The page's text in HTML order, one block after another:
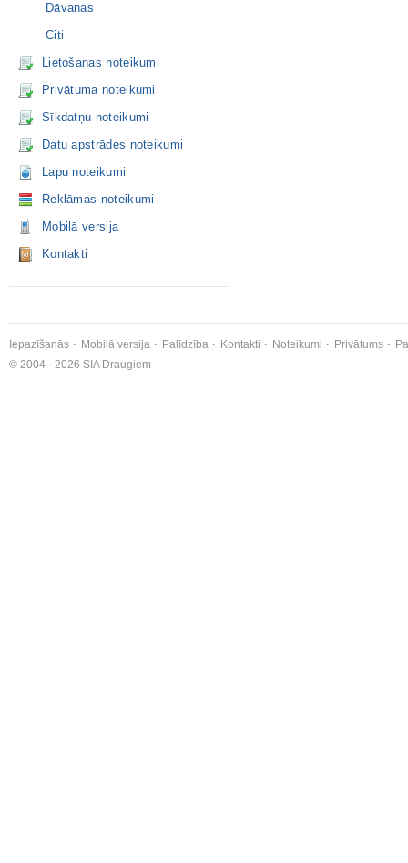
Dāvanas
Citi
Lietošanas noteikumi
Privātuma noteikumi
Sīkdatņu noteikumi
Datu apstrādes noteikumi
Lapu noteikumi
Reklāmas noteikumi
Mobilā versija
Kontakti
Iepazīšanās Mobilā versija Palīdzība Kontakti Noteikumi Privātums
© 2004 - 2026 SIA Draugiem